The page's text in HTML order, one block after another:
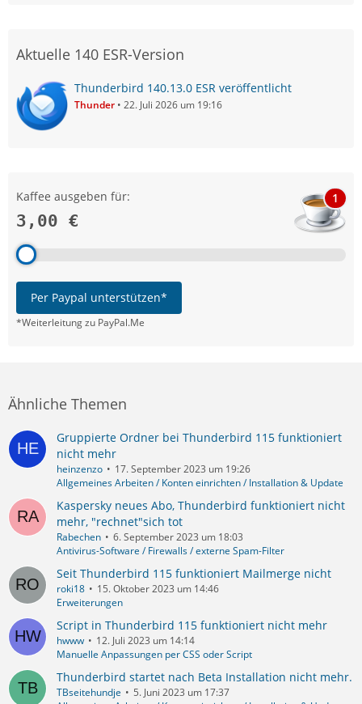
Aktuelle 140 ESR-Version
Thunderbird 140.13.0 ESR veröffentlicht
Thunder 22. Juli 2026 um 19:16
Kaffee ausgeben für:
3,00 €
1
Per Paypal unterstützen*
*Weiterleitung zu PayPal.Me
Ähnliche Themen
Gruppierte Ordner bei Thunderbird 115 funktioniert
nicht mehr
heinzenzo
17. September 2023 um 19:26
Allgemeines Arbeiten / Konten einrichten / Installation & Update
Kaspersky neues Abo, Thunderbird funktioniert nicht
mehr, "rechnet"sich tot
Rabechen
6. September 2023 um 18:03
Antivirus-Software / Firewalls / externe Spam-Filter
Seit Thunderbird 115 funktioniert Mailmerge nicht
roki18
15. Oktober 2023 um 14:46
Erweiterungen
Script in Thunderbird 115 funktioniert nicht mehr
hwww
12. Juli 2023 um 14:14
Manuelle Anpassungen per CSS oder Script
Thunderbird startet nach Beta Installation nicht mehr.
TBseitehundje
5. Juni 2023 um 17:37